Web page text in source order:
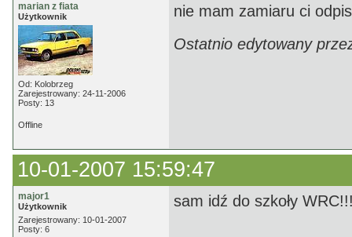
marian z fiata
Użytkownik
Od: Kolobrzeg
Zarejestrowany: 24-11-2006
Posty: 13
nie mam zamiaru ci
Ostatnio edytowany
Offline
10-01-2007 15:59:47
major1
Użytkownik
Zarejestrowany: 10-01-2007
Posty: 6
sam idź do szkoły